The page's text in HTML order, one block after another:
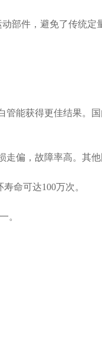
部件，避免了传统定
能获得更佳结果。
走偏，故障率高。其
命可达100万次。
。